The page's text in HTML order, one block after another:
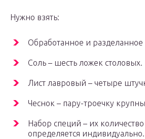
Нужно взять:
Обработанное и разделанное
Соль – шесть ложек столовых.
Лист лавровый – четыре
Чеснок – пару-троечку
Набор специй – их количество
определяется индивидуально.